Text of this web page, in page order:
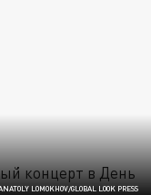
LOMOKHOV/GLOBAL LOOK PRESS